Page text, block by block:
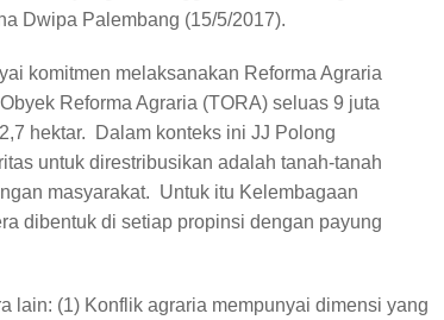
Dwipa Palembang (15/5/2017).
komitmen melaksanakan Reforma Agraria
Reforma Agraria (TORA) seluas 9 juta
hektar. Dalam konteks ini JJ Polong
untuk direstribusikan adalah tanah-tanah
masyarakat. Untuk itu Kelembagaan
dibentuk di setiap propinsi dengan payung
lain: (1) Konflik agraria mempunyai dimensi yang